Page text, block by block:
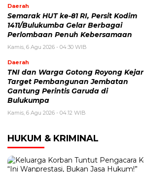
Daerah
Semarak HUT ke-81 RI, Persit Kodim
1411/Bulukumba Gelar Berbagai
Perlombaan Penuh Kebersamaan
Kamis, 6 Agu 2026 - 04:30 WIB
Daerah
TNI dan Warga Gotong Royong Kejar
Target Pembangunan Jembatan
Gantung Perintis Garuda di
Bulukumpa
Kamis, 6 Agu 2026 - 04:12 WIB
HUKUM & KRIMINAL